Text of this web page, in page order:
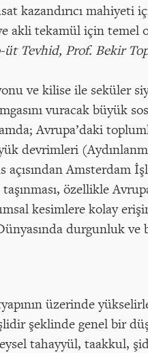
kazandırıcı mahiyeti
akli tekamül için
Tevhid, Prof. Bekir
ve kilise ile seküler
vuracak büyük
Avrupa’daki
devrimleri
Amsterdam
özellikle
kesimlere kolay
durgunluk ve
üzerinde
şeklinde genel bir
tahayyül, taakkul,